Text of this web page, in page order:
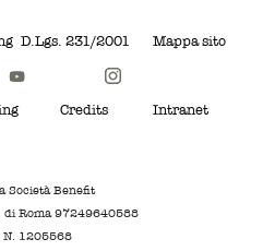
D.Lgs. 231/2001 Mappa sito
Credits Intranet
Società Benefit
di Roma 97249640588
N. 1205568